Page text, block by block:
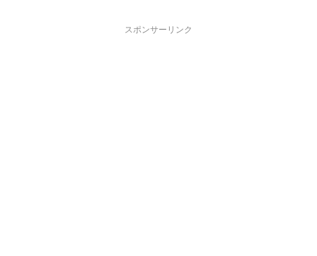
スポンサーリンク